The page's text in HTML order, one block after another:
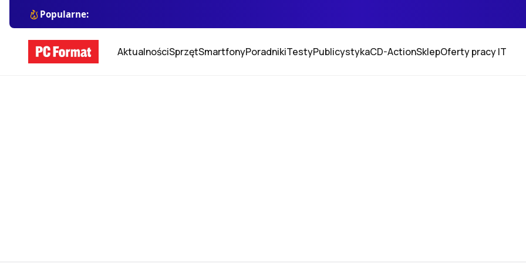
Popularne:
AktualnościSprzętSmartfonyPoradnikiTestyPublicystykaCD-ActionSklepOferty pracy IT